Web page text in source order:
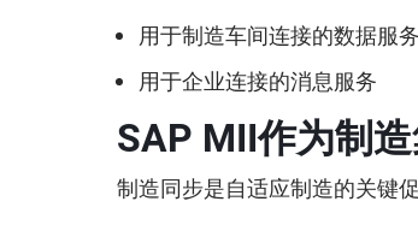
用于制造车间连接的数据服务
用于企业连接的消息服务
SAP MII作为制
制造同步是自适应制造的关键